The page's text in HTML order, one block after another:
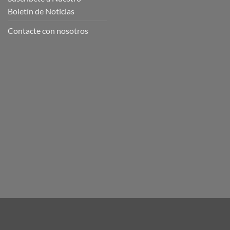
Boletín de Noticias
Contacte con nosotros